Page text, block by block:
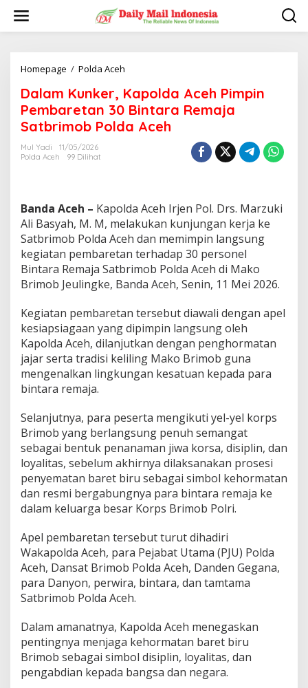
w
Homepage / Polda Aceh
l
a
m
K
,
K
a
p
o
l
d
a
c
e
h
P
i
m
n
P
e
m
b
a
r
e
t
n
3
0
n
a
r
R
e
Dalam Kunker, Kapolda Aceh Pimpin
Pembaretan 30 Bintara Remaja
Satbrimob Polda Aceh
Mul Yadi
11/05/2026
Polda Aceh
99 Dilihat
Banda Aceh – Kapolda Aceh Irjen Pol. Drs. Marzuki
Ali Basyah, M. M, melakukan kunjungan kerja ke
Satbrimob Polda Aceh dan memimpin langsung
kegiatan pembaretan terhadap 30 personel
Bintara Remaja Satbrimob Polda Aceh di Mako
Brimob Jeulingke, Banda Aceh, Senin, 11 Mei 2026.
Kegiatan pembaretan tersebut diawali dengan apel
kesiapsiagaan yang dipimpin langsung oleh
Kapolda Aceh, dilanjutkan dengan penghormatan
jajar serta tradisi keliling Mako Brimob guna
mengenalkan lingkungan kesatuan kepada para
bintara remaja.
Selanjutnya, para peserta mengikuti yel-yel korps
Brimob yang berlangsung penuh semangat
sebagai bentuk penanaman jiwa korsa, disiplin, dan
loyalitas, sebelum akhirnya dilaksanakan prosesi
penyematan baret biru sebagai simbol kehormatan
dan resmi bergabungnya para bintara remaja ke
dalam keluarga besar Korps Brimob Polri.
Apel pembaretan tersebut turut dihadiri
Wakapolda Aceh, para Pejabat Utama (PJU) Polda
Aceh, Dansat Brimob Polda Aceh, Danden Gegana,
para Danyon, perwira, bintara, dan tamtama
Satbrimob Polda Aceh.
Dalam amanatnya, Kapolda Aceh menegaskan
pentingnya menjaga kehormatan baret biru
Brimob sebagai simbol disiplin, loyalitas, dan
pengabdian kepada bangsa dan negara.